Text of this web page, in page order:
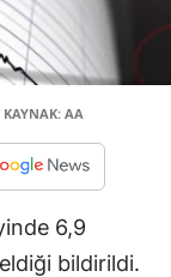
KAYNAK: AA
6,9
bildirildi.